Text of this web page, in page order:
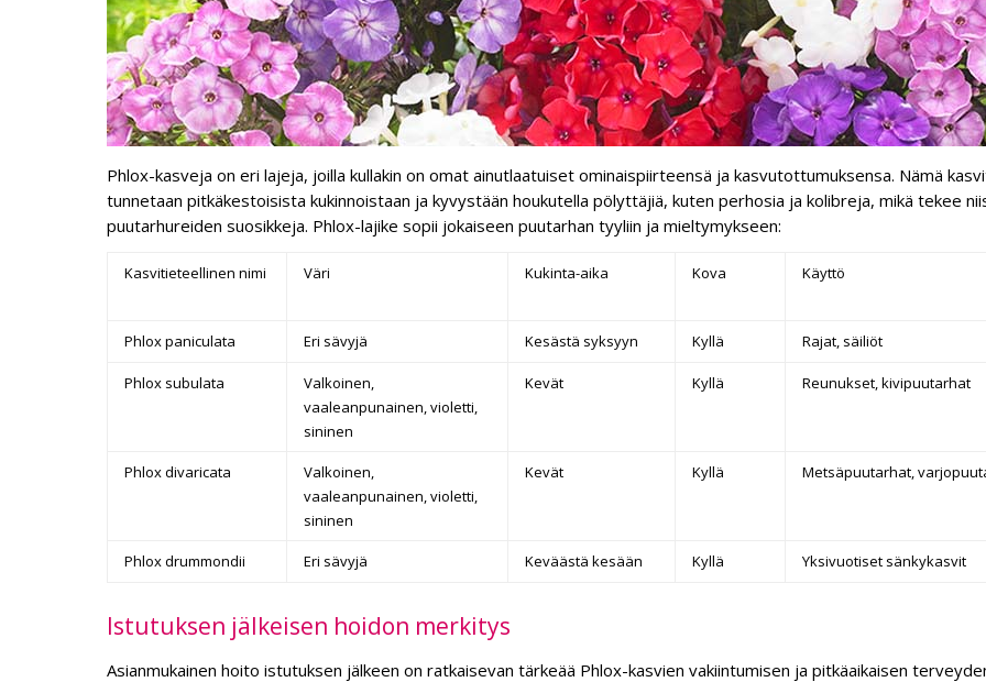
Phlox-kasveja on eri lajeja, joilla kullakin on omat ainutlaatuiset ominaispiirteensä ja kasvutottumuksensa. Nämä
tunnetaan pitkäkestoisista kukinnoistaan ja kyvystään houkutella pölyttäjiä, kuten perhosia ja kolibreja, mikä tekee
puutarhureiden suosikkeja. Phlox-lajike sopii jokaiseen puutarhan tyyliin ja mieltymykseen:
Kasvitieteellinen nimi Väri Kukinta-aika Kova Käyttö
Phlox paniculata Eri sävyjä Kesästä syksyyn Kyllä Rajat, säiliöt
Phlox subulata
Valkoinen,
vaaleanpunainen, violetti,
sininen
Kevät Kyllä Reunukset, kivipuutarhat
Phlox divaricata
Valkoinen,
vaaleanpunainen, violetti,
sininen
Kevät Kyllä Metsäpuutarhat,
Phlox drummondii Eri sävyjä Keväästä kesään Kyllä Yksivuotiset sänkykasvit
Istutuksen jälkeisen hoidon merkitys
Asianmukainen hoito istutuksen jälkeen on ratkaisevan tärkeää Phlox-kasvien vakiintumisen ja pitkäaikaisen